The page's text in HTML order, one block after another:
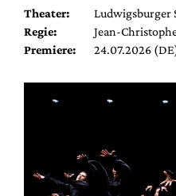
Theater:
Ludwigsburger
Regie:
Jean-
Premiere:
24.07.2026